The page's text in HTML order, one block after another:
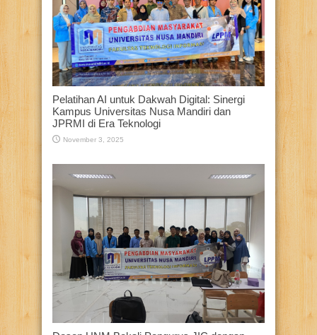
Pelatihan AI untuk Dakwah Digital: Sinergi
Kampus Universitas Nusa Mandiri dan
JPRMI di Era Teknologi
November 3, 2025